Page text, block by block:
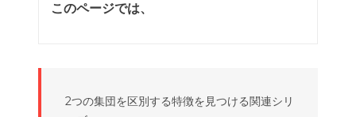
このページでは、
2つの集団を区別する特徴を見つける関連シリ